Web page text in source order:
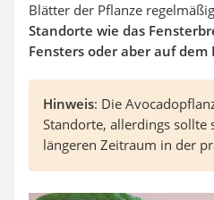
Blätter der Pflanze
Standorte wie das
Fensters oder aber auf dem
Hinweis: Die
Standorte, allerdings sollte
längeren Zeitraum in der